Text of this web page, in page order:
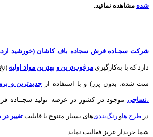
شده مشاهده نمائید.
شرکت سجـاده فرش سجاده باف کاشان (خورشید
دارد که با به‌کارگیری مرغوب‌ترین و بهترین مواد اولیه
ست شده، بدون پرز) و با استفاده از جدیدترین و
نساجی، موجود در کشور در عرصه تولید سجــاده
درطرح هاو
رنگ‌بندی‌ های بسیار متنوع با قابلیت تغییر
شما خریدار عزیز فعالیت نماید.